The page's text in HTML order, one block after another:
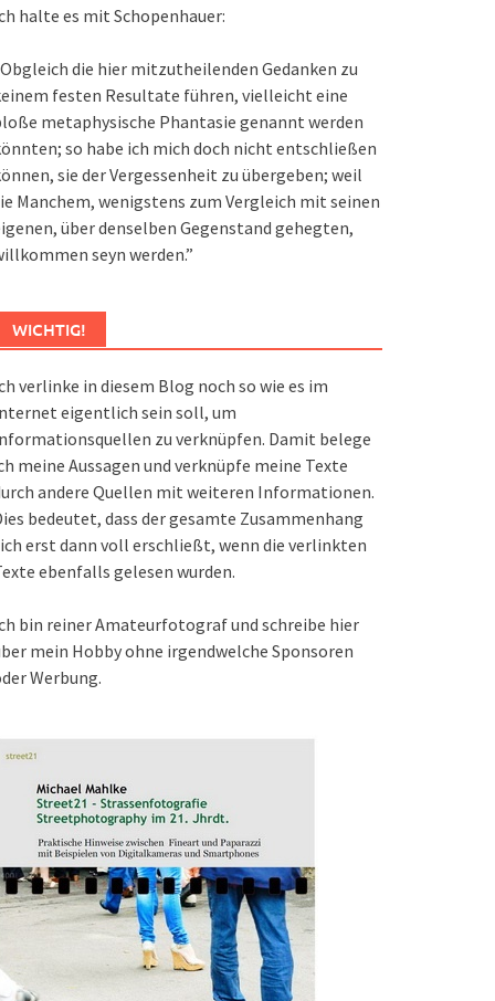
halte es mit Schopenhauer:
die hier mitzutheilenden Gedanken zu
festen Resultate führen, vielleicht eine
metaphysische Phantasie genannt werden
so habe ich mich doch nicht entschließen
sie der Vergessenheit zu übergeben; weil
Manchem, wenigstens zum Vergleich mit seinen
über denselben Gegenstand gehegten,
seyn werden.”
WICHTIG!
verlinke in diesem Blog noch so wie es im
eigentlich sein soll, um
zu verknüpfen. Damit belege
meine Aussagen und verknüpfe meine Texte
andere Quellen mit weiteren Informationen.
bedeutet, dass der gesamte Zusammenhang
erst dann voll erschließt, wenn die verlinkten
ebenfalls gelesen wurden.
bin reiner Amateurfotograf und schreibe hier
mein Hobby ohne irgendwelche Sponsoren
Werbung.